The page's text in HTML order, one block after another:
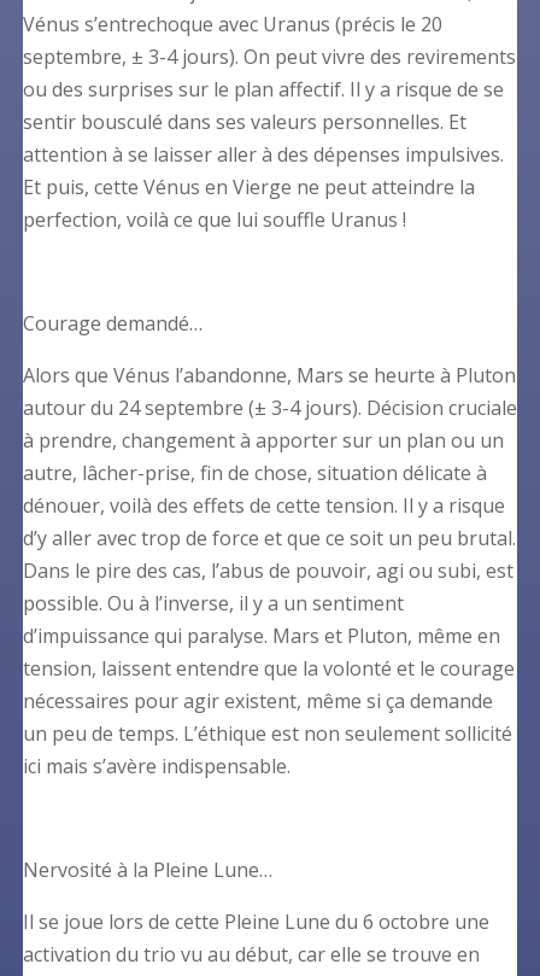
Vénus s’entrechoque avec Uranus (précis le 20
septembre, ± 3-4 jours). On peut vivre des revirements
ou des surprises sur le plan affectif. Il y a risque de se
sentir bousculé dans ses valeurs personnelles. Et
attention à se laisser aller à des dépenses impulsives.
Et puis, cette Vénus en Vierge ne peut atteindre la
perfection, voilà ce que lui souffle Uranus !
Courage demandé…
Alors que Vénus l’abandonne, Mars se heurte à Pluton
autour du 24 septembre (± 3-4 jours). Décision cruciale
à prendre, changement à apporter sur un plan ou un
autre, lâcher-prise, fin de chose, situation délicate à
dénouer, voilà des effets de cette tension. Il y a risque
d’y aller avec trop de force et que ce soit un peu brutal.
Dans le pire des cas, l’abus de pouvoir, agi ou subi, est
possible. Ou à l’inverse, il y a un sentiment
d’impuissance qui paralyse. Mars et Pluton, même en
tension, laissent entendre que la volonté et le courage
nécessaires pour agir existent, même si ça demande
un peu de temps. L’éthique est non seulement sollicité
ici mais s’avère indispensable.
Nervosité à la Pleine Lune…
Il se joue lors de cette Pleine Lune du 6 octobre une
activation du trio vu au début, car elle se trouve en